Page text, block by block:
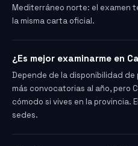
Mediterráneo norte: el examen
la misma carta oficial.
¿Es mejor examinarme en
Depende de la disponibilidad
más convocatorias al año, pero
cómodo si vives en la provincia.
sedes.